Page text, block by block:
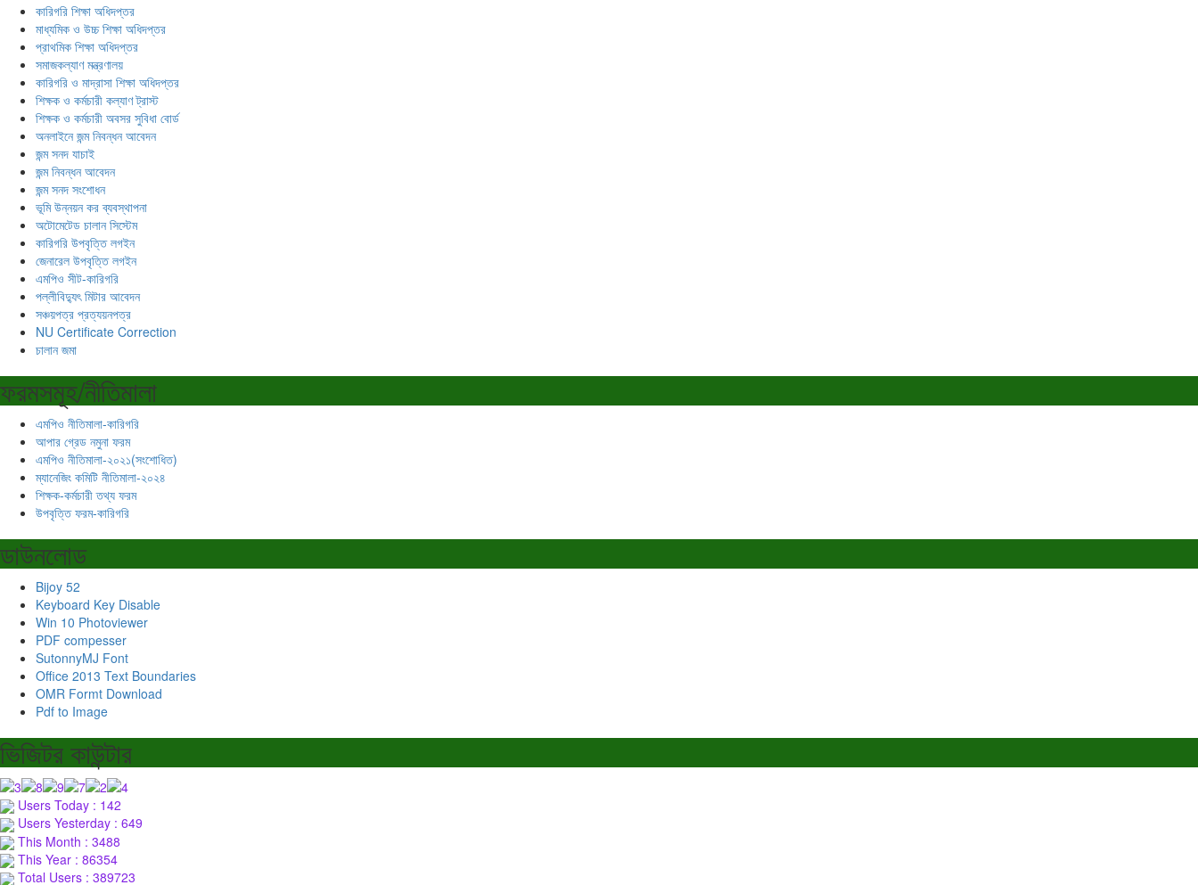
কারিগরি শিক্ষা অধিদপ্তর
মাধ্যমিক ও উচ্চ শিক্ষা অধিদপ্তর
প্রাথমিক শিক্ষা অধিদপ্তর
সমাজকল্যাণ মন্ত্রণালয়
কারিগরি ও মাদ্রাসা শিক্ষা অধিদপ্তর
শিক্ষক ও কর্মচারী কল্যাণ ট্রাস্ট
শিক্ষক ও কর্মচারী অবসর সুবিধা বোর্ড
অনলাইনে জন্ম নিবন্ধন আবেদন
জন্ম সনদ যাচাই
জন্ম নিবন্ধন আবেদন
জন্ম সনদ সংশোধন
ভূমি উন্নয়ন কর ব্যবস্থাপনা
অটোমেটেড চালান সিস্টেম
কারিগরি উপবৃত্তি লগইন
জেনারেল উপবৃত্তি লগইন
এমপিও সীট-কারিগরি
পল্লীবিদ্যুৎ মিটার আবেদন
সঞ্চয়পত্র প্রত্যয়নপত্র
NU Certificate Correction
চালান জমা
ফরমসমূহ/নীতিমালা
এমপিও নীতিমালা-কারিগরি
আপার গ্রেড নমুনা ফরম
এমপিও নীতিমালা-২০২১(সংশোধিত)
ম্যানেজিং কমিটি নীতিমালা-২০২৪
শিক্ষক-কর্মচারী তথ্য ফরম
উপবৃত্তি ফরম-কারিগরি
ডাউনলোড
Bijoy 52
Keyboard Key Disable
Win 10 Photoviewer
PDF compesser
SutonnyMJ Font
Office 2013 Text Boundaries
OMR Formt Download
Pdf to Image
ভিজিটর কাউন্টার
Users Today : 142
Users Yesterday : 649
This Month : 3488
This Year : 86354
Total Users : 389723